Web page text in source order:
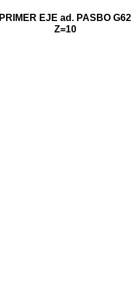
PRIMER EJE ad. PASBO G62
Z=10